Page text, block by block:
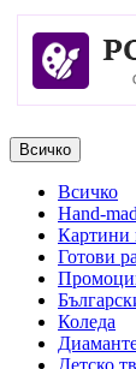
Всичко
Всичко
Hand-
Картини
Готови
Коледа
Детско